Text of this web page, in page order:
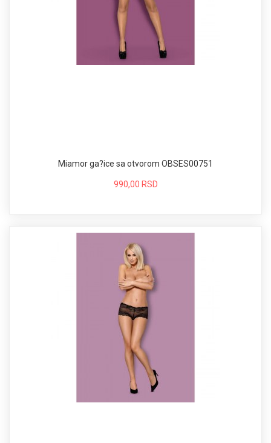
Miamor ga?ice sa otvorom OBSES00751
990,00 RSD